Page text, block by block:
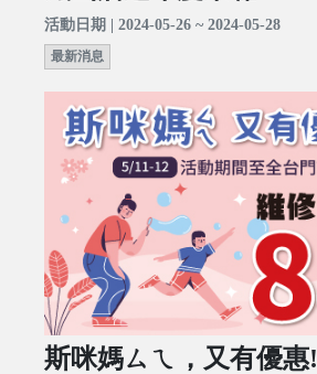
活動日期 | 2024-05-26 ~ 2024-05-28
最新消息
斯咪媽ㄙㄟ，又有優惠!